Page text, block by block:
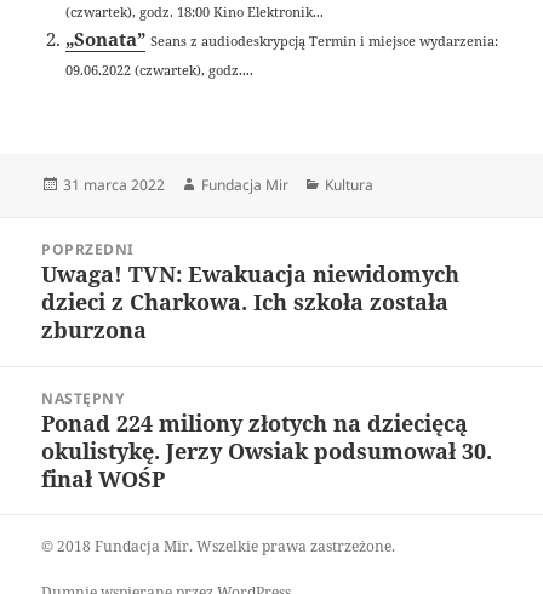
(czwartek), godz. 18:00 Kino Elektronik...
„Sonata” Seans z audiodeskrypcją Termin i miejsce wydarzenia:
09.06.2022 (czwartek), godz....
Data
31 marca 2022 Autor
Fundacja Mir Kategorie
Kultura
wpisuPOPRZEDNI
Poprzedni
wpis:
Uwaga! TVN: Ewakuacja niewidomych
dzieci z Charkowa. Ich szkoła została
zburzona
NASTĘPNY
Następny
wpis:
Ponad 224 miliony złotych na dziecięcą
okulistykę. Jerzy Owsiak podsumował 30.
finał WOŚP
© 2018 Fundacja Mir. Wszelkie prawa zastrzeżone.